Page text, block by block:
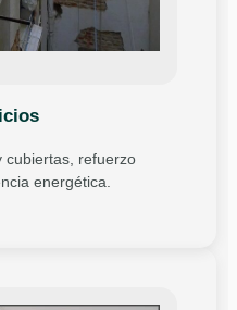
cubiertas, refuerzo
energética.